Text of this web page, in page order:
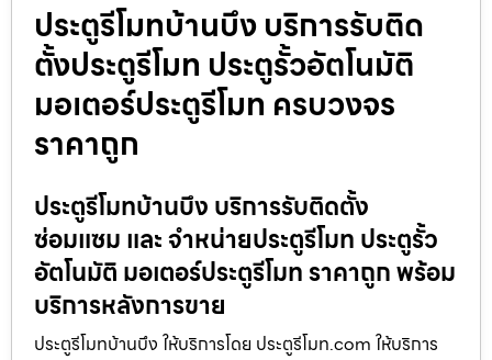
ประตูรีโมทบ้านบึง บริการรับติด
ตั้งประตูรีโมท ประตูรั้วอัตโนมัติ
มอเตอร์ประตูรีโมท ครบวงจร
ราคาถูก
ประตูรีโมทบ้านบึง บริการรับติดตั้ง
ซ่อมแซม และ จำหน่ายประตูรีโมท ประตูรั้ว
อัตโนมัติ มอเตอร์ประตูรีโมท ราคาถูก พร้อม
บริการหลังการขาย
ประตูรีโมทบ้านบึง ให้บริการโดย ประตูรีโมท.com ให้บริการ